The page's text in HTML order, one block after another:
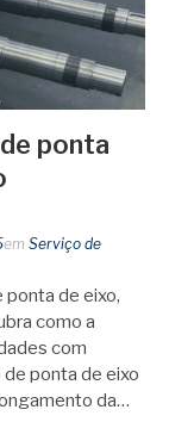
ponta
em Serviço de
ponta de eixo,
como a
com
ponta de eixo
da…